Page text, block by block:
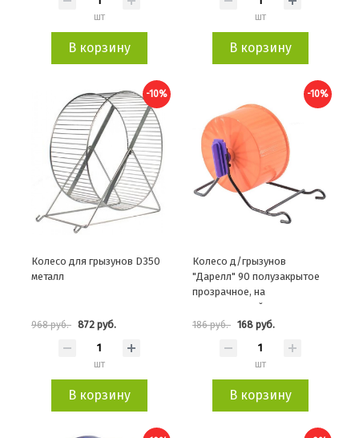
шт
В корзину
шт
В корзину
-10%
Колесо для грызунов D350
металл
968 руб. 872 руб.
шт
В корзину
-10%
Колесо д/грызунов
"Дарелл" 90 полузакрытое
прозрачное, на
металлической подставке
186 руб. 168 руб.
шт
В корзину